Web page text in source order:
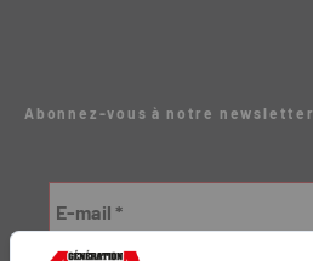
Abonnez-vous à notre newsletter